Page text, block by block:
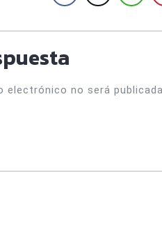
electrónico no será